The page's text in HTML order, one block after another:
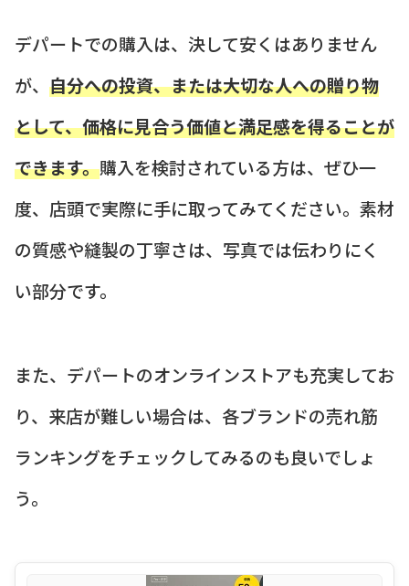
デパートでの購入は、決して安くはありません
が、 自分への投資、または大切な人への贈り物
として、価格に見合う価値と満足感を得ることが
できます。購入を検討されている方は、ぜひ一
度、店頭で実際に手に取ってみてください。素材
の質感や縫製の丁寧さは、写真では伝わりにく
い部分です。
また、デパートのオンラインストアも充実してお
り、来店が難しい場合は、各ブランドの売れ筋
ランキングをチェックしてみるのも良いでしょ
う。